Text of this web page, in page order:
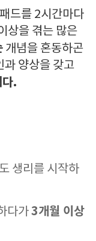
드를 2시간마다
상을 겪는 많은
개념을 혼동하곤
과 양상을 갖고
.
생리를 시작하
다가3개월 이상